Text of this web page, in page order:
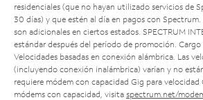
residenciales (que no hayan utilizado servicios de
30 días) y que estén al día en pagos con
son adicionales en ciertos estados. SPECTRUM
estándar después del período de promoción.
Velocidades basadas en conexión alámbrica. Las
(incluyendo conexión inalámbrica) varían y no
requiere módem con capacidad Gig para velocidad
módems con capacidad, visita spectrum.net/